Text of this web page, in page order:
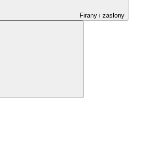
Firany i zasłony